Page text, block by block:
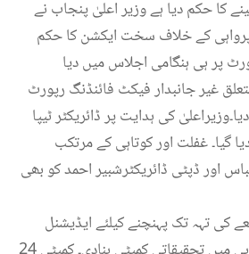
کا حکم دیا ہے وزیر اعلیٰ پنجاب نے
کے خلاف سخت ایکشن کا حکم
پر ہی ہنگامی اجلاس میں دیا
غیر جانبدار فیکٹ فائنڈنگ رپورٹ
کی ہدایت پر ڈائریکٹر ٹیپا
گیا۔ غفلت اور کوتاہی کے مرتکب
اور ڈپٹی ڈائریکٹرشبیر احمد کو بھی
کی تہہ تک پہنچنے کیلئے ایڈیشنل